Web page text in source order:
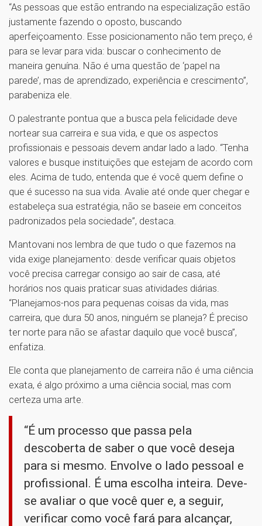
“As pessoas que estão entrando na especialização estão
justamente fazendo o oposto, buscando
aperfeiçoamento. Esse posicionamento não tem preço, é
para se levar para vida: buscar o conhecimento de
maneira genuína. Não é uma questão de ‘papel na
parede’, mas de aprendizado, experiência e crescimento”,
parabeniza ele.
O palestrante pontua que a busca pela felicidade deve
nortear sua carreira e sua vida, e que os aspectos
profissionais e pessoais devem andar lado a lado. “Tenha
valores e busque instituições que estejam de acordo com
eles. Acima de tudo, entenda que é você quem define o
que é sucesso na sua vida. Avalie até onde quer chegar e
estabeleça sua estratégia, não se baseie em conceitos
padronizados pela sociedade”, destaca.
Mantovani nos lembra de que tudo o que fazemos na
vida exige planejamento: desde verificar quais objetos
você precisa carregar consigo ao sair de casa, até
horários nos quais praticar suas atividades diárias.
“Planejamos-nos para pequenas coisas da vida, mas
carreira, que dura 50 anos, ninguém se planeja? É preciso
ter norte para não se afastar daquilo que você busca”,
enfatiza.
Ele conta que planejamento de carreira não é uma ciência
exata, é algo próximo a uma ciência social, mas com
certeza uma arte.
“É um processo que passa pela
descoberta de saber o que você deseja
para si mesmo. Envolve o lado pessoal e
profissional. É uma escolha inteira. Deve-
se avaliar o que você quer e, a seguir,
verificar como você fará para alcançar,